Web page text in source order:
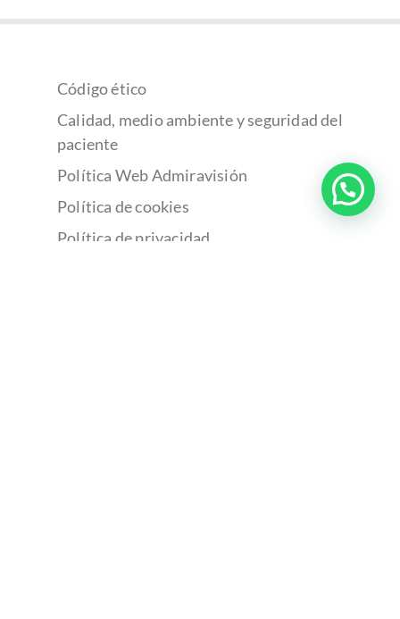
Código ético
Calidad, medio ambiente y seguridad del
paciente
Política Web Admiravisión
Política de cookies
Política de privacidad